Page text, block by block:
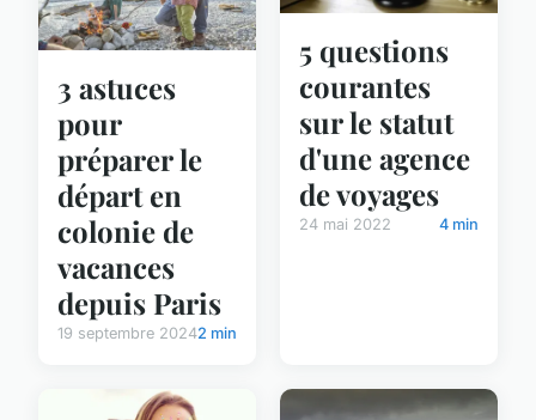
3 astuces
pour
préparer le
départ en
colonie de
vacances
depuis Paris
19 septembre 20242 min
5 questions
courantes
sur le statut
d'une agence
de voyages
24 mai 2022 4 min